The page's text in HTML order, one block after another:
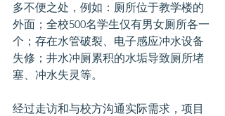
多不便之处，例如：厕所位于教学楼的
外面；全校500名学生仅有男女厕所各一
个；存在水管破裂、电子感应冲水设备
失修；井水冲厕累积的水垢导致厕所堵
塞、冲水失灵等。
经过走访和与校方沟通实际需求，项目